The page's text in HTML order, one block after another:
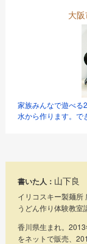
大
家族みんなで遊べる
水から作ります。で
書いた人： 山下良
イリコスキー製麺所
うどん作り体験教室
香川県生まれ。
をネットで販売、